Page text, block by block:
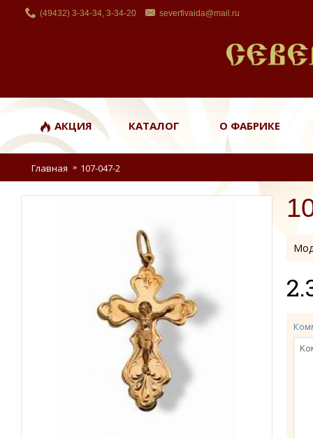
(49432) 3-34-34, 3-34-20 severfivaida@mail.ru
АКЦИЯ КАТАЛОГ О ФАБРИКЕ
Главная 107-047-2